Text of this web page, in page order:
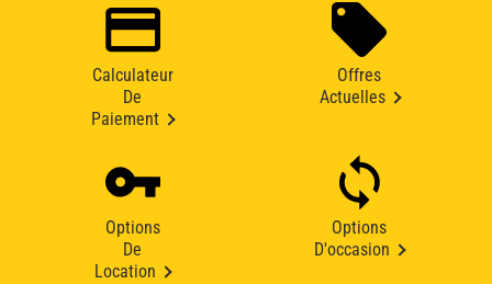
Calculateur
De
Paiement
Offres
Actuelles
Options
De
Location
Options
D'occasion